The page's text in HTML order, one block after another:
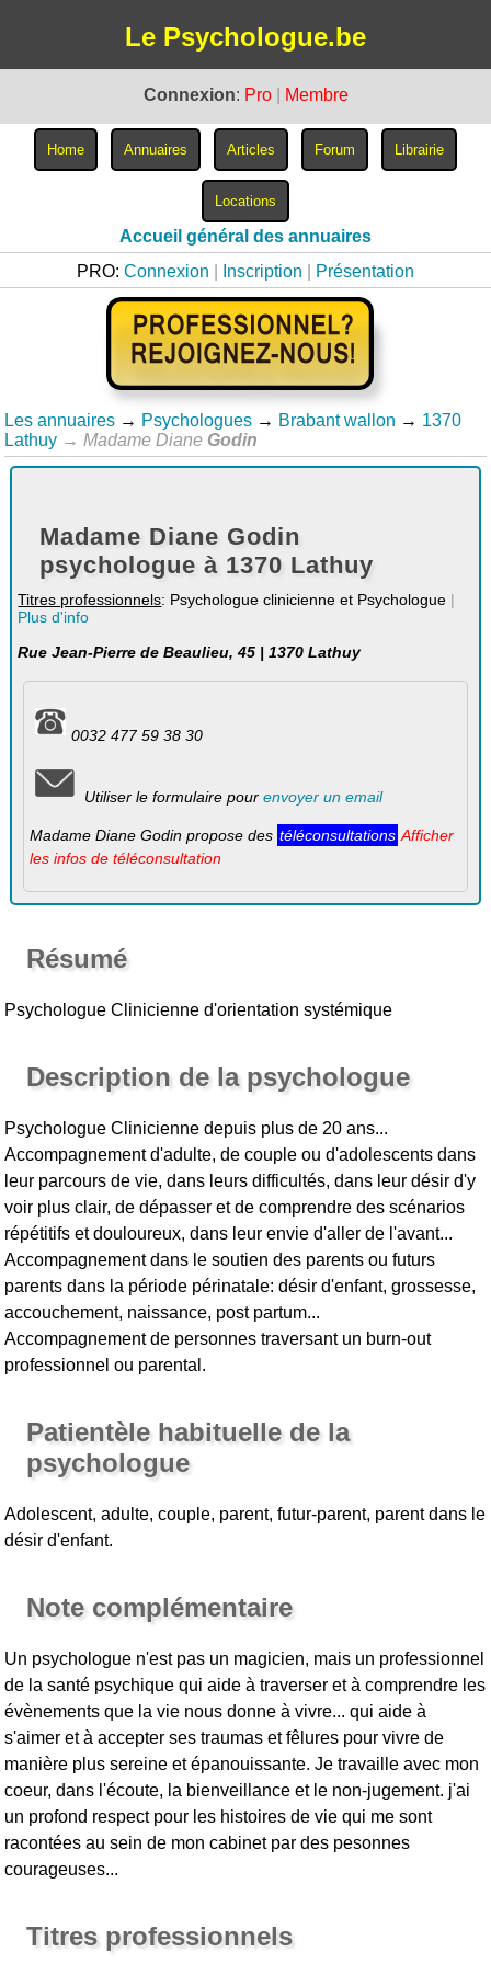
Le Psychologue.be
Connexion: Pro Membre
Accueil général des annuaires
PRO: Connexion Inscription Présentation
Les annuaires → Psychologues → Brabant wallon → 1370
Lathuy → Madame Diane Godin
Madame Diane Godin
psychologue à 1370 Lathuy
Titres professionnels: Psychologue clinicienne et Psychologue |
Plus d'info
Rue Jean-Pierre de Beaulieu, 45 | 1370 Lathuy
0032 477 59 38 30
Utiliser le formulaire pour envoyer un email
Madame Diane Godin propose des téléconsultations Afficher
les infos de téléconsultation
Résumé
Psychologue Clinicienne d'orientation systémique
Description de la psychologue
Psychologue Clinicienne depuis plus de 20 ans...
Accompagnement d'adulte, de couple ou d'adolescents dans
leur parcours de vie, dans leurs difficultés, dans leur désir d'y
voir plus clair, de dépasser et de comprendre des scénarios
répétitifs et douloureux, dans leur envie d'aller de l'avant...
Accompagnement dans le soutien des parents ou futurs
parents dans la période périnatale: désir d'enfant, grossesse,
accouchement, naissance, post partum...
Accompagnement de personnes traversant un burn-out
professionnel ou parental.
Patientèle habituelle de la
psychologue
Adolescent, adulte, couple, parent, futur-parent, parent dans le
désir d'enfant.
Note complémentaire
Un psychologue n'est pas un magicien, mais un professionnel
de la santé psychique qui aide à traverser et à comprendre les
évènements que la vie nous donne à vivre... qui aide à
s'aimer et à accepter ses traumas et fêlures pour vivre de
manière plus sereine et épanouissante. Je travaille avec mon
coeur, dans l'écoute, la bienveillance et le non-jugement. j'ai
un profond respect pour les histoires de vie qui me sont
racontées au sein de mon cabinet par des pesonnes
courageuses...
Titres professionnels